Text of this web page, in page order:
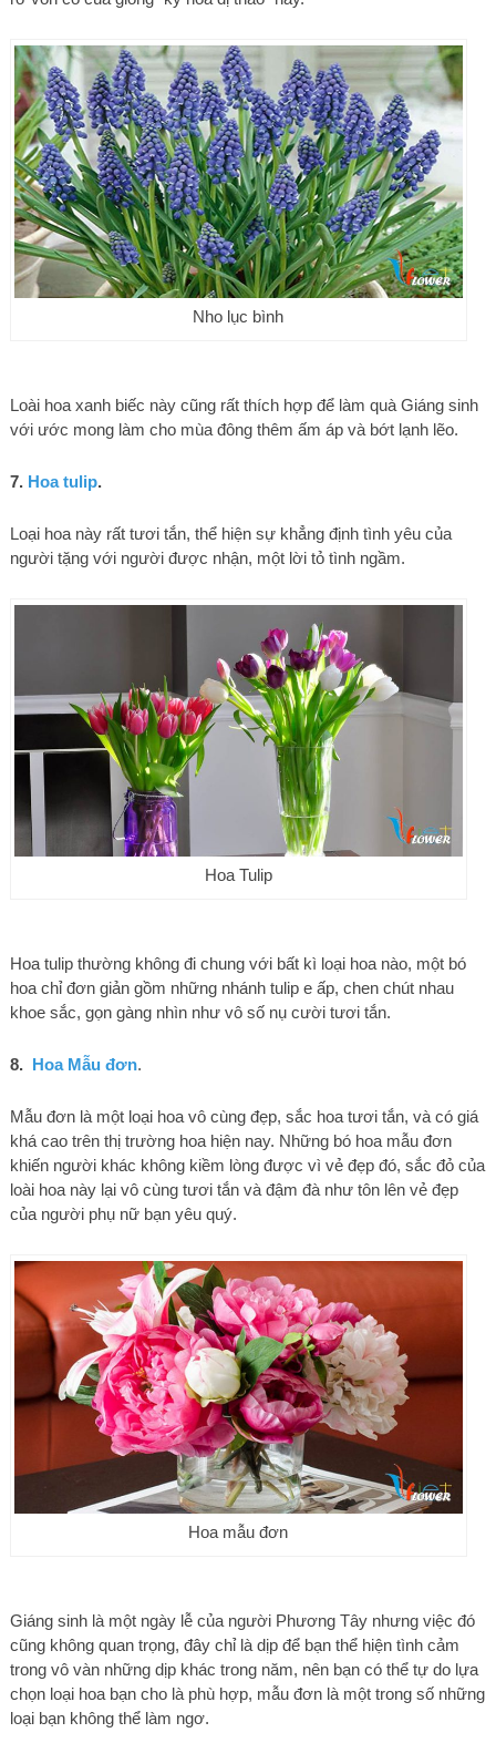
Nho lục bình
Loài hoa xanh biếc này cũng rất thích hợp để làm quà Giáng sinh
với ước mong làm cho mùa đông thêm ấm áp và bớt lạnh lẽo.
7. Hoa tulip.
Loại hoa này rất tươi tắn, thể hiện sự khẳng định tình yêu của
người tặng với người được nhận, một lời tỏ tình ngầm.
Hoa Tulip
Hoa tulip thường không đi chung với bất kì loại hoa nào, một bó
hoa chỉ đơn giản gồm những nhánh tulip e ấp, chen chút nhau
khoe sắc, gọn gàng nhìn như vô số nụ cười tươi tắn.
8. Hoa Mẫu đơn.
Mẫu đơn là một loại hoa vô cùng đẹp, sắc hoa tươi tắn, và có giá
khá cao trên thị trường hoa hiện nay. Những bó hoa mẫu đơn
khiến người khác không kiềm lòng được vì vẻ đẹp đó, sắc đỏ của
loài hoa này lại vô cùng tươi tắn và đậm đà như tôn lên vẻ đẹp
của người phụ nữ bạn yêu quý.
Hoa mẫu đơn
Giáng sinh là một ngày lễ của người Phương Tây nhưng việc đó
cũng không quan trọng, đây chỉ là dịp để bạn thể hiện tình cảm
trong vô vàn những dịp khác trong năm, nên bạn có thể tự do lựa
chọn loại hoa bạn cho là phù hợp, mẫu đơn là một trong số những
loại bạn không thể làm ngơ.